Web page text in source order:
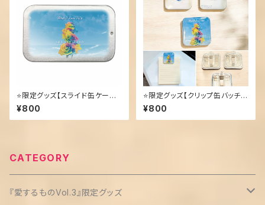
⭐️限定グッズ【スライド缶ケース】
レインボーローズ
¥800
⭐️限定グッズ【クリップ缶バッチ３
個セット】
¥800
CATEGORY
『愛するものVol.3』限定グッズ